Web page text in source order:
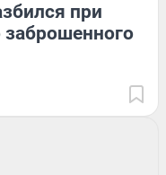
при
заброшенного